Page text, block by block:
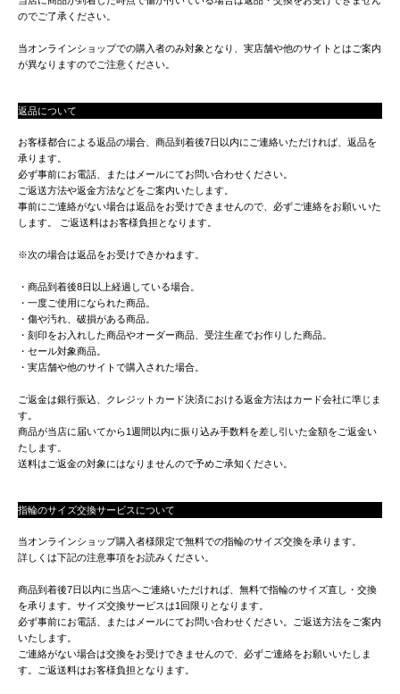
のでご了承ください。
当オンラインショップでの購入者のみ対象となり、実店舗や他のサイトとはご案内
が異なりますのでご注意ください。
返品について
お客様都合による返品の場合、商品到着後7日以内にご連絡いただければ、返品を
承ります。
必ず事前にお電話、またはメールにてお問い合わせください。
ご返送方法や返金方法などをご案内いたします。
事前にご連絡がない場合は返品をお受けできませんので、必ずご連絡をお願いいた
します。 ご返送料はお客様負担となります。
※次の場合は返品をお受けできかねます。
・商品到着後8日以上経過している場合。
・一度ご使用になられた商品。
・傷や汚れ、破損がある商品。
・刻印をお入れした商品やオーダー商品、受注生産でお作りした商品。
・セール対象商品。
・実店舗や他のサイトで購入された場合。
ご返金は銀行振込、クレジットカード決済における返金方法はカード会社に準じま
す。
商品が当店に届いてから1週間以内に振り込み手数料を差し引いた金額をご返金い
たします。
送料はご返金の対象にはなりませんので予めご承知ください。
指輪のサイズ交換サービスについて
当オンラインショップ購入者様限定で無料での指輪のサイズ交換を承ります。
詳しくは下記の注意事項をお読みください。
商品到着後7日以内に当店へご連絡いただければ、無料で指輪のサイズ直し・交換
を承ります。サイズ交換サービスは1回限りとなります。
必ず事前にお電話、またはメールにてお問い合わせください。ご返送方法をご案内
いたします。
ご連絡がない場合は交換をお受けできませんので、必ずご連絡をお願いいたしま
す。ご返送料はお客様負担となります。